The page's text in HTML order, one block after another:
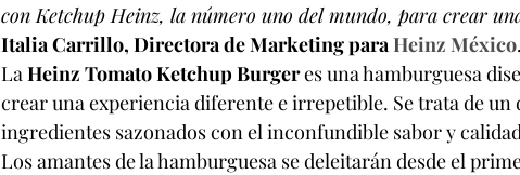
con Ketchup Heinz, la número uno del mundo, para crear
Italia Carrillo, Directora de Marketing para Heinz México.
La Heinz Tomato Ketchup Burger es una hamburguesa
crear una experiencia diferente e irrepetible. Se trata de
ingredientes sazonados con el inconfundible sabor y
Los amantes de la hamburguesa se deleitarán desde el